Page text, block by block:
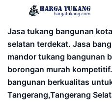
Jasa tukang bangunan
selatan terdekat. Jasa
mandor tukang bangunan
borongan murah
bangunan berkualitas
Tangerang,Tangerang